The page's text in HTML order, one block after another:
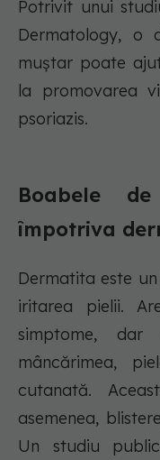
Potrivit unui
Dermatology, o
muștar poate
la promovarea
psoriazis.
Boabele
împotriva
Dermatita este
iritarea pielii.
simptome,
mâncărimea,
cutanată.
asemenea,
Un studiu